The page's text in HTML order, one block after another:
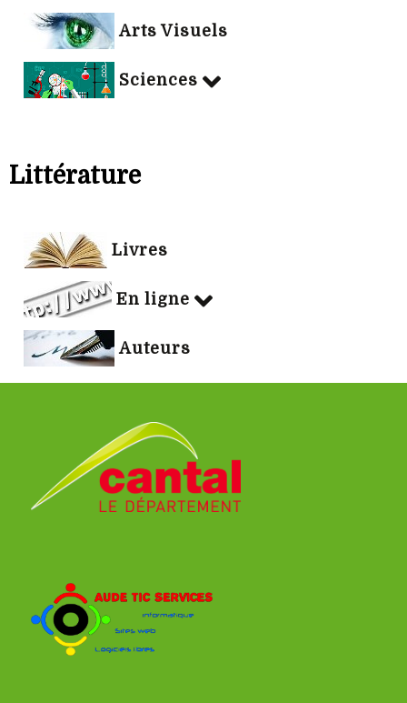
Arts Visuels
Sciences
Littérature
Livres
En ligne
Auteurs